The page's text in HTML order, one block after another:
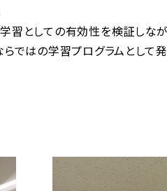
としての有効性を検証しな
ではの学習プログラムとし